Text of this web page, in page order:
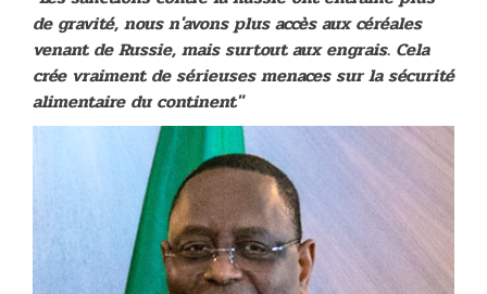
de gravité, nous n'avons plus accès aux céréales
venant de Russie, mais surtout aux engrais. Cela
crée vraiment de sérieuses menaces sur la sécurité
alimentaire du continent"